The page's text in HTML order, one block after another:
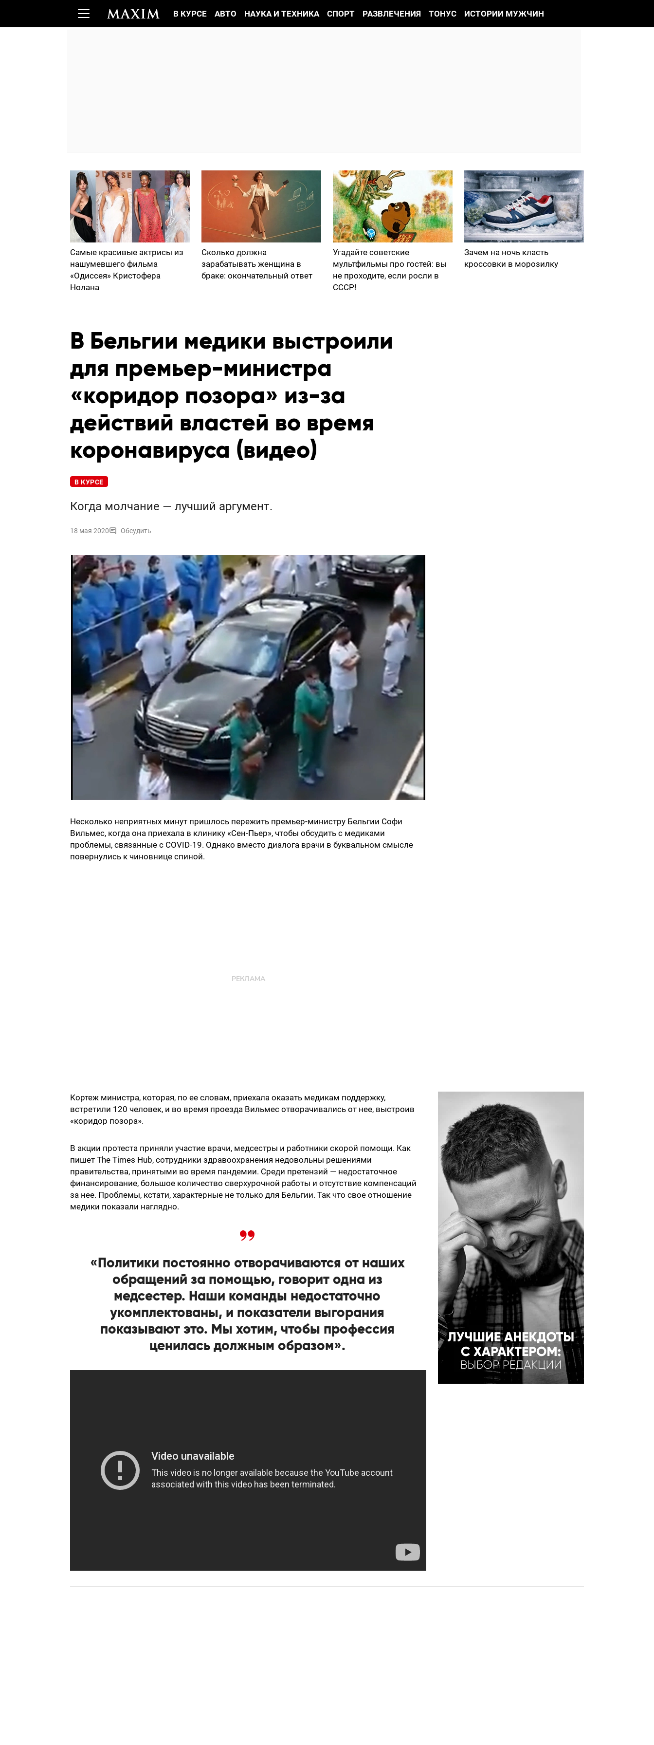
В КУРСЕ АВТО НАУКА И ТЕХНИКА СПОРТ РАЗВЛЕЧЕНИЯ ТОНУС ИСТОРИИ МУЖЧИН
Самые красивые актрисы из
нашумевшего фильма
«Одиссея» Кристофера
Нолана
Сколько должна
зарабатывать женщина в
браке: окончательный ответ
Угадайте советские
мультфильмы про гостей: вы
не проходите, если росли в
СССР!
Зачем на ночь класть
кроссовки в морозилку
В Бельгии медики выстроили
для премьер-министра
«коридор позора» из-за
действий властей во время
коронавируса (видео)
В КУРСЕ
Когда молчание — лучший аргумент.
18 мая 2020 Обсудить
Несколько неприятных минут пришлось пережить премьер-министру Бельгии Софи
Вильмес, когда она приехала в клинику «Сен-Пьер», чтобы обсудить с медиками
проблемы, связанные с COVID-19. Однако вместо диалога врачи в буквальном смысле
повернулись к чиновнице спиной.
Кортеж министра, которая, по ее словам, приехала оказать медикам поддержку,
встретили 120 человек, и во время проезда Вильмес отворачивались от нее, выстроив
«коридор позора».
В акции протеста приняли участие врачи, медсестры и работники скорой помощи. Как
пишет The Times Hub, сотрудники здравоохранения недовольны решениями
правительства, принятыми во время пандемии. Среди претензий — недостаточное
финансирование, большое количество сверхурочной работы и отсутствие компенсаций
за нее. Проблемы, кстати, характерные не только для Бельгии. Так что свое отношение
медики показали наглядно.
«Политики постоянно отворачиваются от наших
обращений за помощью, говорит одна из
медсестер. Наши команды недостаточно
укомплектованы, и показатели выгорания
показывают это. Мы хотим, чтобы профессия
ценилась должным образом».